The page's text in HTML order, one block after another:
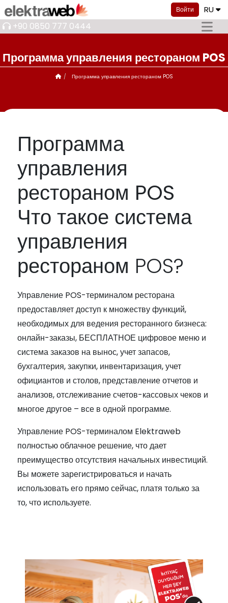
Войти RU
+90 0850 777 0444
Программа управления рестораном POS
Программа управления рестораном POS
Программа
управления
рестораном POS
Что такое система
управления
рестораном POS?
Управление POS-терминалом ресторана
предоставляет доступ к множеству функций,
необходимых для ведения ресторанного бизнеса:
онлайн-заказы, БЕСПЛАТНОЕ цифровое меню и
система заказов на вынос, учет запасов,
бухгалтерия, закупки, инвентаризация, учет
официантов и столов, представление отчетов и
анализов, отслеживание счетов-кассовых чеков и
многое другое – все в одной программе.
Управление POS-терминалом Elektraweb
полностью облачное решение, что дает
преимущество отсутствия начальных инвестиций.
Вы можете зарегистрироваться и начать
использовать его прямо сейчас, платя только за
то, что используете.